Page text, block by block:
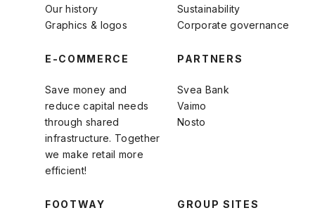
Our history
Graphics & logos
Sustainability
Corporate governance
E-COMMERCE
Save money and
reduce capital needs
through shared
infrastructure. Together
we make retail more
efficient!
PARTNERS
Svea Bank
Vaimo
Nosto
FOOTWAY GROUP SITES